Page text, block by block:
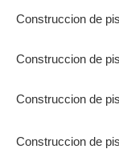
Construccion de
Construccion de
Construccion de
Construccion de